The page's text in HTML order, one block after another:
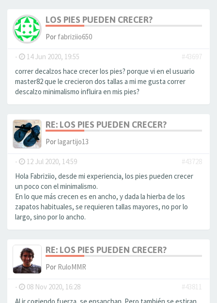
LOS PIES PUEDEN CRECER?
Por fabriziio650
- 14 Jun 2020, 19:55
#43697
correr decalzos hace crecer los pies? porque vi en el usuario
master82 que le crecieron dos tallas a mi me gusta correr
descalzo minimalismo influira en mis pies?
RE: LOS PIES PUEDEN CRECER?
Porlagartijo13
- 12 Jul 2020, 14:59
#43728
Hola Fabriziio, desde mi experiencia, los pies pueden crecer
un poco con el minimalismo.
En lo que más crecen es en ancho, y dada la hierba de los
zapatos habituales, se requieren tallas mayores, no por lo
largo, sino por lo ancho.
RE: LOS PIES PUEDEN CRECER?
Por RuloMMR
- 08 Nov 2020, 16:28
#43811